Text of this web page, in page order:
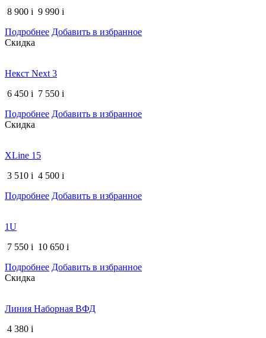
8 900 i 9 990 i
Подробнее Добавить в избранное
Скидка
Некст Next 3
6 450 i 7 550 i
Подробнее Добавить в избранное
Скидка
XLine 15
3 510 i 4 500 i
Подробнее Добавить в избранное
1U
7 550 i 10 650 i
Подробнее Добавить в избранное
Скидка
Линия Наборная ВФД
4 380 i